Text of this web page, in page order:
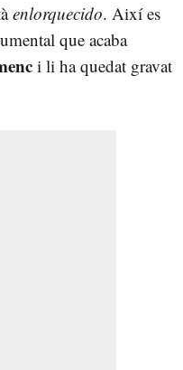
enlorquecido. Així es
que acaba
i li ha quedat gravat